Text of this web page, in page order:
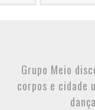
Grupo Meio
corpos e cidade